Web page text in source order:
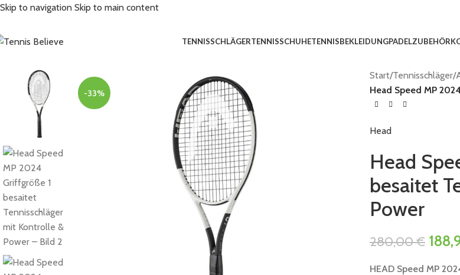
Skip to navigation Skip to main content
TENNISSCHLÄGERTENNISSCHUHETENNISBEKLEIDUNGPADELZUBEHÖR
-33%
Start/Tennisschläger/
Head Speed MP
Head
Head
besaitet
Power
280,00€
HEAD Speed MP